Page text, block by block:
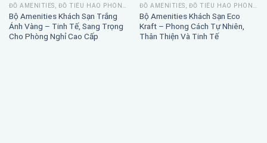
ĐỒ AMENITIES, ĐỒ TIÊU HAO PHÒNG TẮM
Bộ Amenities Khách Sạn Trắng
Ánh Vàng – Tinh Tế, Sang Trọng
Cho Phòng Nghỉ Cao Cấp
ĐỒ AMENITIES, ĐỒ TIÊU HAO PHÒNG TẮM
Bộ Amenities Khách Sạn Eco
Kraft – Phong Cách Tự Nhiên,
Thân Thiện Và Tinh Tế